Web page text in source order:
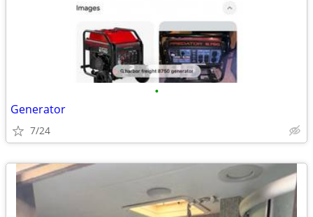
•
Generator
7/24